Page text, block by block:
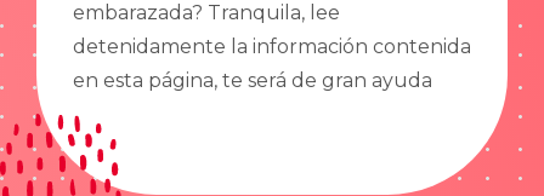
embarazada? Tranquila, lee
detenidamente la información contenida
en esta página, te será de gran ayuda